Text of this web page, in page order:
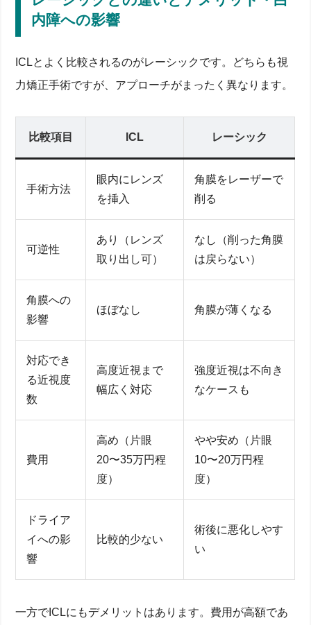
内障への影響
ICLとよく比較されるのがレーシックです。どちらも視
力矯正手術ですが、アプローチがまったく異なります。
比較項目 ICL レーシック
手術方法
眼内にレンズ
を挿入
角膜をレーザーで
削る
可逆性
あり（レンズ
取り出し可）
なし（削った角膜
は戻らない）
角膜への
影響
ほぼなし 角膜が薄くなる
対応でき
る近視度
数
高度近視まで
幅広く対応
強度近視は不向き
なケースも
費用
高め（片眼
20〜35万円程
度）
やや安め（片眼
10〜20万円程
度）
ドライア
イへの影
響
比較的少ない
術後に悪化しやす
い
一方でICLにもデメリットはあります。費用が高額であ